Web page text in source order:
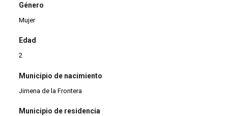
Género
Mujer
Edad
2
Municipio de nacimiento
Jimena de la Frontera
Municipio de residencia